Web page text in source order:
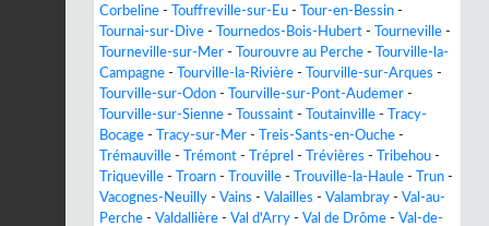
Corbeline - Touffreville-sur-Eu - Tour-en-Bessin -
Tournai-sur-Dive - Tournedos-Bois-Hubert - Tourneville -
Tourneville-sur-Mer - Tourouvre au Perche -
Tourville-la-
Campagne - Tourville-la-Rivière - Tourville-sur-Arques -
Tourville-sur-Odon - Tourville-sur-Pont-Audemer -
Tourville-sur-Sienne - Toussaint - Toutainville -
Tracy-
Bocage - Tracy-sur-Mer - Treis-Sants-en-Ouche -
Trémauville - Trémont - Tréprel - Trévières - Tribehou -
Triqueville - Troarn - Trouville - Trouville-la-Haule - Trun -
Vacognes-Neuilly - Vains - Valailles - Valambray - Val-au-
Perche - Valdallière - Val d'Arry - Val de Drôme - Val-de-